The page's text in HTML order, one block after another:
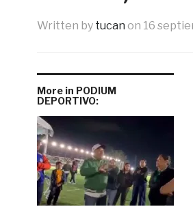
Written by tucan on 16
More in PODIUM
DEPORTIVO: